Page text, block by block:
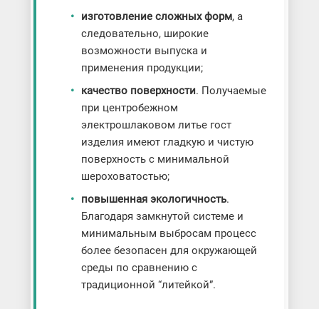
изготовление сложных форм, а
следовательно, широкие
возможности выпуска и
применения продукции;
качество поверхности. Получаемые
при центробежном
электрошлаковом литье гост
изделия имеют гладкую и чистую
поверхность с минимальной
шероховатостью;
повышенная экологичность.
Благодаря замкнутой системе и
минимальным выбросам процесс
более безопасен для окружающей
среды по сравнению с
традиционной “литейкой”.